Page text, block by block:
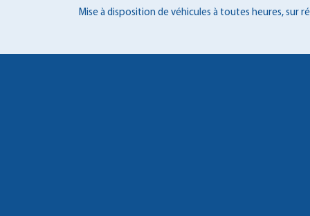
Mise à disposition de véhicules à toutes heures, sur